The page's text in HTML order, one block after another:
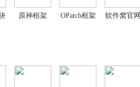
原神框架 OPatch框架 软件窝官网